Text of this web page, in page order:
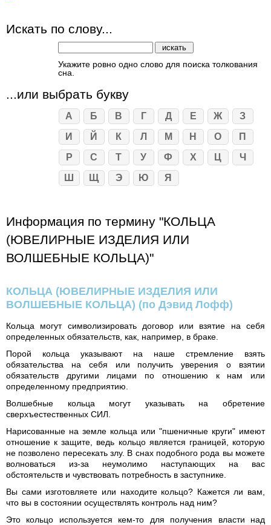
Искать по слову...
Укажите ровно одно слово для поиска толкования
сна.
...или выбрать букву
А Б В Г Д Е Ж
З
И
Й К Л М Н О
П
Р
С Т У Ф Х Ц
Ч
Ш
Щ Э Ю Я
Информация по термину "КОЛЬЦА
(ЮВЕЛИРНЫЕ ИЗДЕЛИЯ ИЛИ
ВОЛШЕБНЫЕ КОЛЬЦА)"
КОЛЬЦА (ЮВЕЛИРНЫЕ ИЗДЕЛИЯ ИЛИ
ВОЛШЕБНЫЕ КОЛЬЦА) (по Дэвид Лофф)
Кольца могут символизировать договор или взятие на себя
определенных обязательств, как, например, в браке.
Порой кольца указывают на наше стремление взять
обязательства на себя или получить уверения о взятии
обязательств другими лицами по отношению к нам или
определенному предприятию.
Волшебные кольца могут указывать на обретение
сверхъестественных СИЛ.
Нарисованные на земле кольца или "пшеничные круги" имеют
отношение к защите, ведь кольцо является границей, которую
не позволено пересекать злу. В снах подобного рода вы можете
волноваться из-за неумолимо наступающих на вас
обстоятельств и чувствовать потребность в заступнике.
Вы сами изготовляете или находите кольцо? Кажется ли вам,
что вы в состоянии осуществлять контроль над ним?
Это кольцо используется кем-то для получения власти над